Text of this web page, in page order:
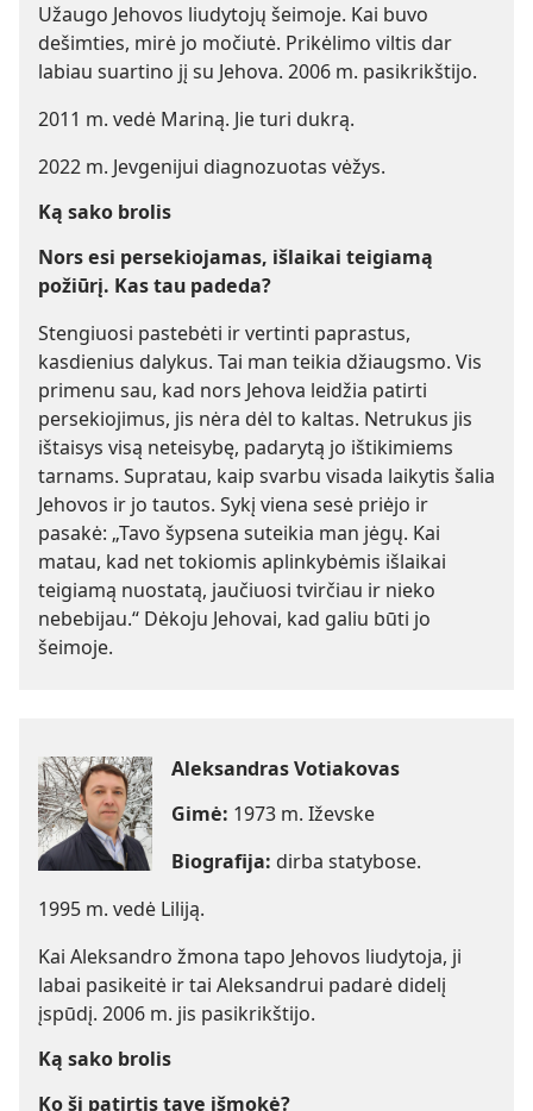
Užaugo Jehovos liudytojų šeimoje. Kai buvo
dešimties, mirė jo močiutė. Prikėlimo viltis dar
labiau suartino jį su Jehova. 2006 m. pasikrikštijo.
2011 m. vedė Mariną. Jie turi dukrą.
2022 m. Jevgenijui diagnozuotas vėžys.
Ką sako brolis
Nors esi persekiojamas, išlaikai teigiamą
požiūrį. Kas tau padeda?
Stengiuosi pastebėti ir vertinti paprastus,
kasdienius dalykus. Tai man teikia džiaugsmo. Vis
primenu sau, kad nors Jehova leidžia patirti
persekiojimus, jis nėra dėl to kaltas. Netrukus jis
ištaisys visą neteisybę, padarytą jo ištikimiems
tarnams. Supratau, kaip svarbu visada laikytis šalia
Jehovos ir jo tautos. Sykį viena sesė priėjo ir
pasakė: „Tavo šypsena suteikia man jėgų. Kai
matau, kad net tokiomis aplinkybėmis išlaikai
teigiamą nuostatą, jaučiuosi tvirčiau ir nieko
nebebijau.“ Dėkoju Jehovai, kad galiu būti jo
šeimoje.
Aleksandras Votiakovas
Gimė: 1973 m. Iževske
Biografija: dirba statybose.
1995 m. vedė Liliją.
Kai Aleksandro žmona tapo Jehovos liudytoja, ji
labai pasikeitė ir tai Aleksandrui padarė didelį
įspūdį. 2006 m. jis pasikrikštijo.
Ką sako brolis
Ko ši patirtis tave išmokė?